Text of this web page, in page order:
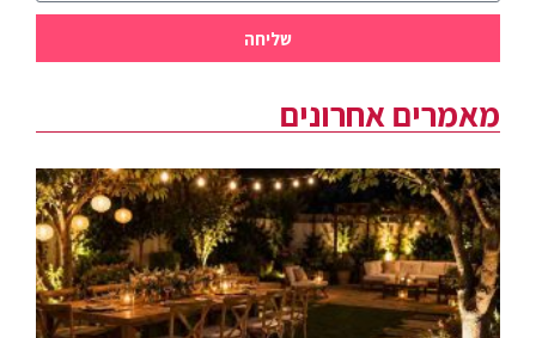
שליחה
מאמרים אחרונים